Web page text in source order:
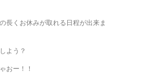
長くお休みが取れる日程が出来ま
よう？
おー！！